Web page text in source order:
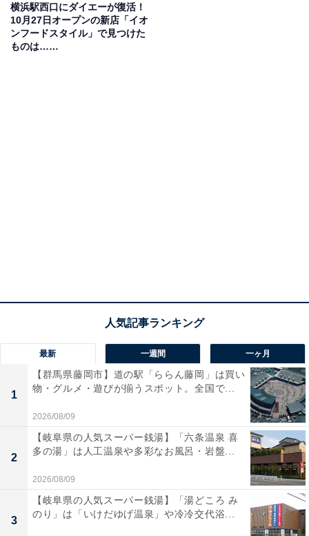
横浜駅西口にダイエーが復活！
10月27日オープンの新店「イオ
ンフードスタイル」で見つけた
ものは……
最新 一週間 一ヶ月
1
【群馬県藤岡市】道の駅「ららん藤岡」は買い
物・グルメ・遊びが揃うスポット。全国で...
2026/08/09
2
【岐阜県の人気スーパー銭湯】「六条温泉 喜
多の湯」は人工温泉や多彩なお風呂・岩盤...
2026/08/09
3
【岐阜県の人気スーパー銭湯】「湯どころ み
のり」は「いけだゆげ温泉」や冷冷交代浴...